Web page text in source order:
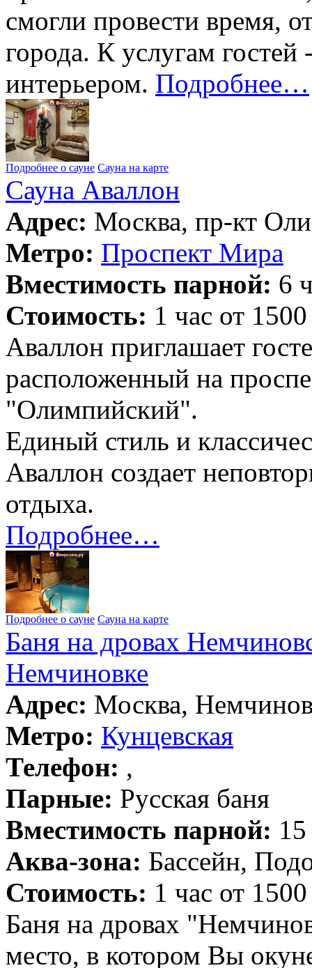
смогли провести время,
города. К услугам
интерьером. Подробнее…
Подробнее о сауне Сауна на карте
Сауна Аваллон
Адрес: Москва, пр-кт
Метро: Проспект Мира
Вместимость парной: 6
Стоимость: 1 час от
Аваллон приглашает
расположенный на
"Олимпийский".
Единый стиль и
Аваллон создает
отдыха.
Подробнее…
Подробнее о сауне Сауна на карте
Баня на дровах
Немчиновке
Адрес: Москва,
Метро: Кунцевская
Телефон: ,
Парные: Русская баня
Вместимость парной:
Аква-зона: Бассейн,
Стоимость: 1 час от
Баня на дровах
место, в котором Вы